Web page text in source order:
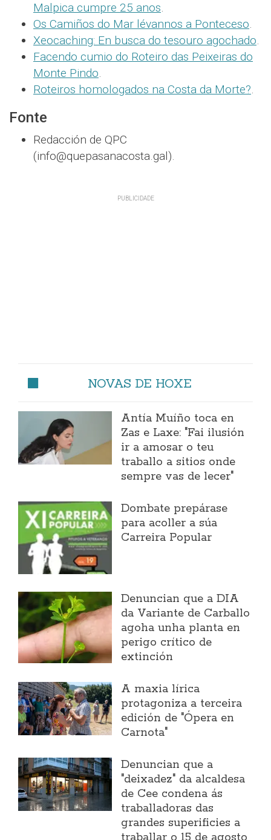
Malpica cumpre 25 anos.
Os Camiños do Mar lévannos a Ponteceso.
Xeocaching: En busca do tesouro agochado.
Facendo cumio do Roteiro das Peixeiras do
Monte Pindo.
Roteiros homologados na Costa da Morte?.
Fonte
Redacción de QPC
(info@quepasanacosta.gal).
NOVAS DE HOXE
Antía Muíño toca en
Zas e Laxe: "Fai ilusión
ir a amosar o teu
traballo a sitios onde
sempre vas de lecer"
Dombate prepárase
para acoller a súa
Carreira Popular
Denuncian que a DIA
da Variante de Carballo
agoha unha planta en
perigo crítico de
extinción
A maxia lírica
protagoniza a terceira
edición de "Ópera en
Carnota"
Denuncian que a
"deixadez" da alcaldesa
de Cee condena ás
traballadoras das
grandes superificies a